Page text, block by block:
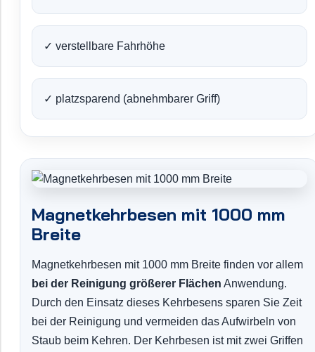
✓ verstellbare Fahrhöhe
✓ platzsparend (abnehmbarer Griff)
Magnetkehrbesen mit 1000 mm
Breite
Magnetkehrbesen mit 1000 mm Breite finden vor allem
bei der Reinigung größerer Flächen Anwendung.
Durch den Einsatz dieses Kehrbesens sparen Sie Zeit
bei der Reinigung und vermeiden das Aufwirbeln von
Staub beim Kehren. Der Kehrbesen ist mit zwei Griffen